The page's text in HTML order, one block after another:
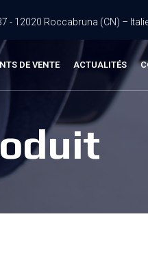
- 12020 Roccabruna (CN) –
DE VENTE ACTUALITÉS